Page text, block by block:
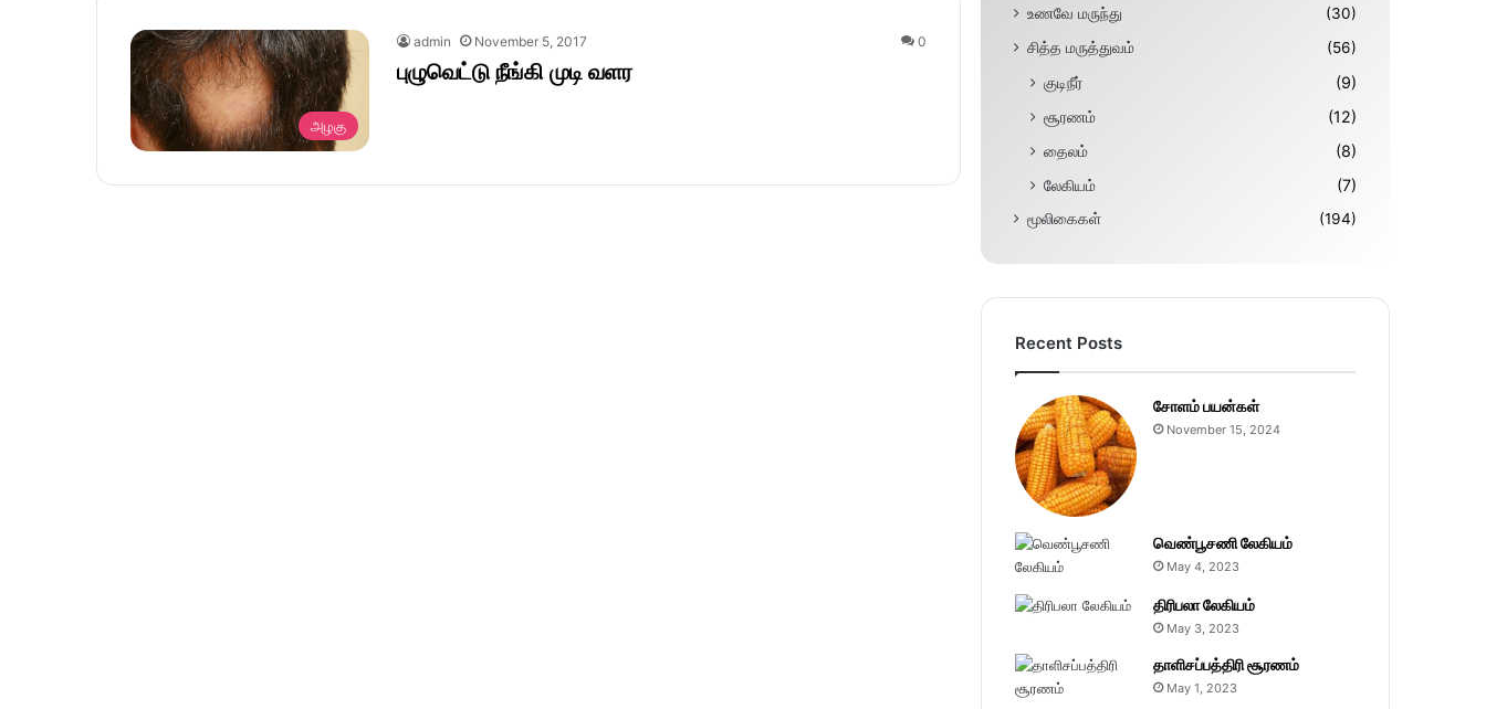
அழகு
admin November 5, 2017 0
புழுவெட்டு நீங்கி முடி வளர
உணவே மருந்து
(30)
சித்த மருத்துவம்
(56)
குடிநீர்
(9)
சூரணம்
(12)
தைலம்
(8)
லேகியம்
(7)
மூலிகைகள் (194)
Recent Posts
சோளம் பயன்கள்
November 15, 2024
வெண்பூசணி லேகியம்
May 4, 2023
திரிபலா லேகியம்
May 3, 2023
தாளிசப்பத்திரி சூரணம்
May 1, 2023